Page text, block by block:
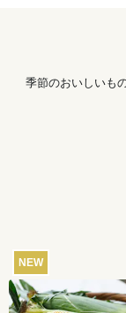
季節のおいしいも
NEW
【産地直送】北軽